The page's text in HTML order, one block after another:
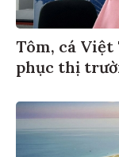
Tôm, cá
phục thị